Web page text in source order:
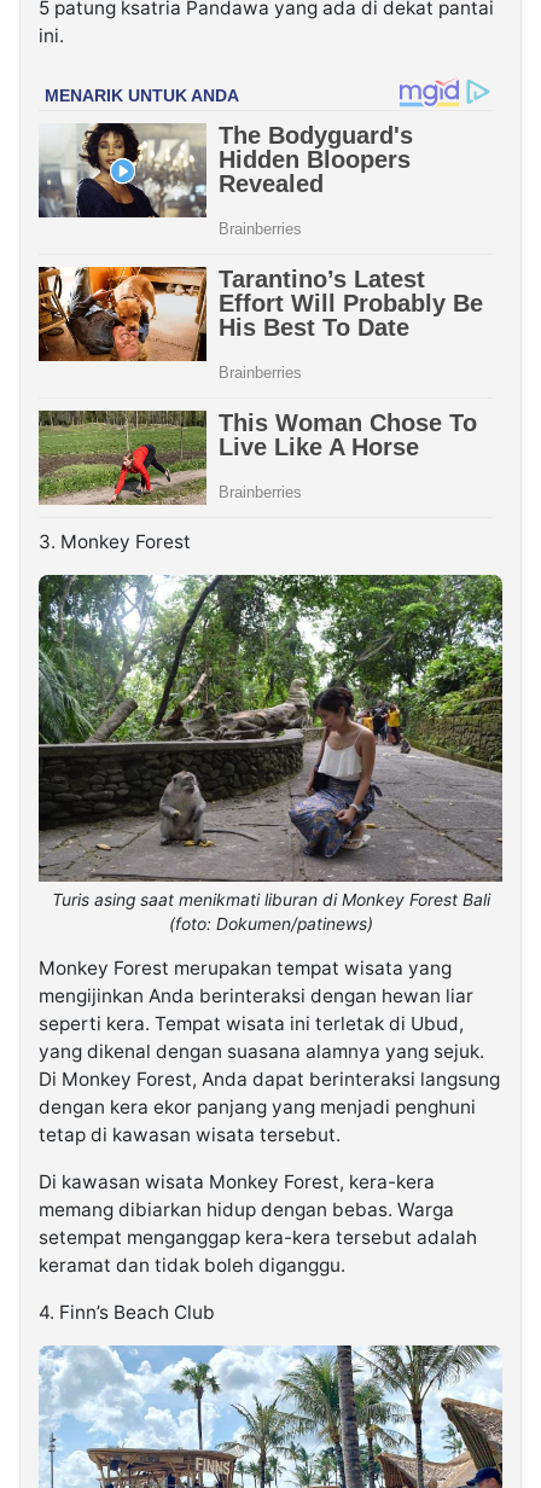
5 patung ksatria Pandawa yang ada di dekat pantai
ini.
3. Monkey Forest
Turis asing saat menikmati liburan di Monkey Forest Bali
(foto: Dokumen/patinews)
Monkey Forest merupakan tempat wisata yang
mengijinkan Anda berinteraksi dengan hewan liar
seperti kera. Tempat wisata ini terletak di Ubud,
yang dikenal dengan suasana alamnya yang sejuk.
Di Monkey Forest, Anda dapat berinteraksi langsung
dengan kera ekor panjang yang menjadi penghuni
tetap di kawasan wisata tersebut.
Di kawasan wisata Monkey Forest, kera-kera
memang dibiarkan hidup dengan bebas. Warga
setempat menganggap kera-kera tersebut adalah
keramat dan tidak boleh diganggu.
4. Finn’s Beach Club